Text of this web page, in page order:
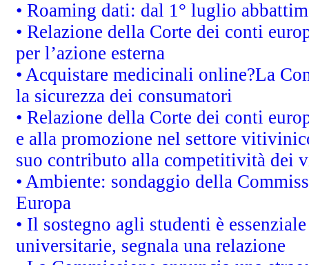
• Roaming dati: dal 1° luglio
• Relazione della Corte dei conti
per l’azione esterna
• Acquistare medicinali online?La
la sicurezza dei consumatori
• Relazione della Corte dei conti
e alla promozione nel settore
suo contributo alla competitività dei
• Ambiente: sondaggio della
Europa
• Il sostegno agli studenti è
universitarie, segnala una relazione